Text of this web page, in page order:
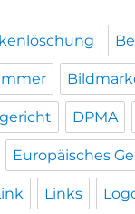
DPMA
Europäisches
Links